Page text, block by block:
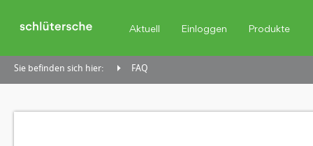
Aktuell Einloggen Produkte
Sie befinden sich hier: FAQ